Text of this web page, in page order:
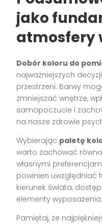
jako
atmosfery
Dobór koloru do
najważniejszych
przestrzeni. Barwy
zmniejszać wnętrze,
samopoczucie i
na nasze zdrowie
Wybierając paletę
warto zachować
własnymi
powinien uwzględniać
kierunek świata,
elementy wyposażenia.
Pamiętaj, że